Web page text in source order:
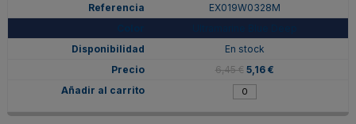
EX019W0328M
En stock
6,45 € 5,16 €